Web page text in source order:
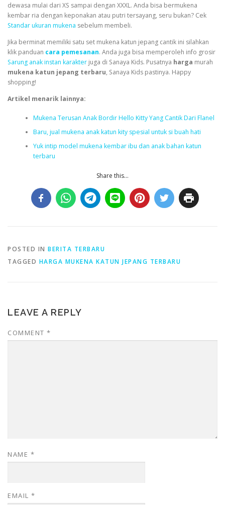
dewasa mulai dari XS sampai dengan XXXL. Anda bisa bermukena
kembar ria dengan keponakan atau putri tersayang, seru bukan? Cek
Standar ukuran mukena sebelum membeli.
Jika berminat memiliki satu set mukena katun jepang cantik ini silahkan
klik panduan cara pemesanan. Anda juga bisa memperoleh info grosir
Sarung anak instan karakter juga di Sanaya Kids. Pusatnya harga murah
mukena katun jepang terbaru, Sanaya Kids pastinya. Happy
shopping!
Artikel menarik lainnya:
Mukena Terusan Anak Bordir Hello Kitty Yang Cantik Dari Flanel
Baru, jual mukena anak katun kity spesial untuk si buah hati
Yuk intip model mukena kembar ibu dan anak bahan katun
terbaru
Share this...
POSTED IN BERITA TERBARU
TAGGED HARGA MUKENA KATUN JEPANG TERBARU
LEAVE A REPLY
COMMENT *
NAME *
EMAIL *